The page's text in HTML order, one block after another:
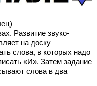
Развитие звуко-
на доску
слова, в которых надо
«И». Затем задание
слова в два